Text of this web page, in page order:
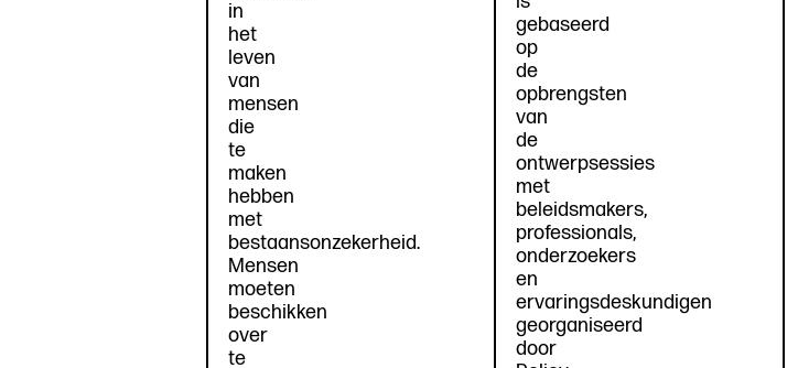
in
het
leven
van
mensen
die
te
maken
hebben
met
bestaansonzekerheid.
Mensen
moeten
beschikken
over
te
gebaseerd
op
de
opbrengsten
van
de
ontwerpsessies
met
beleidsmakers,
professionals,
onderzoekers
en
ervaringsdeskundigen
georganiseerd
door